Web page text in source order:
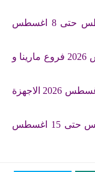
عروض فتح الله جملة من 6 اغسطس حتى 8 اغسطس
عروض فتح الله جملة من 6 اغسطس 2026 فروع مارينا و
عروض فتح الله ماركت 5 حتى 31 اغسطس 2026 الاجهزة
عروض فتح الله جملة من 2 اغسطس حتى 15 اغسطس